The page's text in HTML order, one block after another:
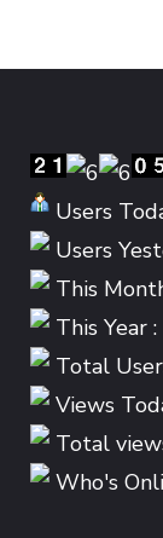
Users
Users
This
This Year
Total
Views
Total
Who's